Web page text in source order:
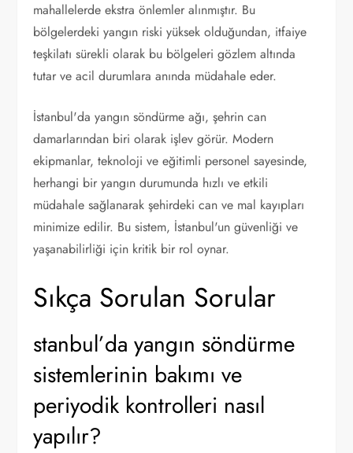
mahallelerde ekstra önlemler alınmıştır. Bu
bölgelerdeki yangın riski yüksek olduğundan, itfaiye
teşkilatı sürekli olarak bu bölgeleri gözlem altında
tutar ve acil durumlara anında müdahale eder.
İstanbul'da yangın söndürme ağı, şehrin can
damarlarından biri olarak işlev görür. Modern
ekipmanlar, teknoloji ve eğitimli personel sayesinde,
herhangi bir yangın durumunda hızlı ve etkili
müdahale sağlanarak şehirdeki can ve mal kayıpları
minimize edilir. Bu sistem, İstanbul'un güvenliği ve
yaşanabilirliği için kritik bir rol oynar.
Sıkça Sorulan Sorular
stanbul’da yangın söndürme
sistemlerinin bakımı ve
periyodik kontrolleri nasıl
yapılır?